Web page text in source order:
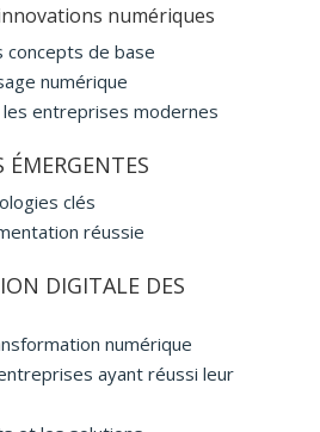
numériques
concepts de base
numérique
entreprises modernes
ÉMERGENTES
clés
réussie
DIGITALE DES
numérique
ayant réussi leur